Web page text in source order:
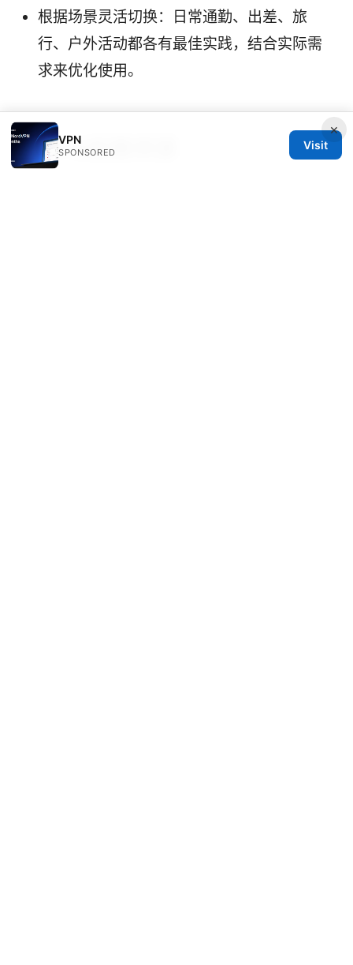
根据场景灵活切换：日常通勤、出差、旅
行、户外活动都各有最佳实践，结合实际需
求来优化使用。
参考与延展资源
×
VPN
SPONSORED
Visit